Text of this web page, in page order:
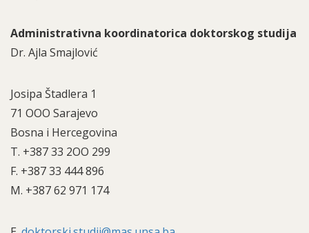
Administrativna koordinatorica doktorskog studija
Dr. Ajla Smajlović
Josipa Štadlera 1
71 OOO Sarajevo
Bosna i Hercegovina
T. +387 33 2OO 299
F. +387 33 444 896
M. +387 62 971 174